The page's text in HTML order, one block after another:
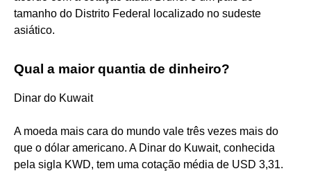
tamanho do Distrito Federal localizado no sudeste
asiático.
Qual a maior quantia de dinheiro?
Dinar do Kuwait
A moeda mais cara do mundo vale três vezes mais do
que o dólar americano. A Dinar do Kuwait, conhecida
pela sigla KWD, tem uma cotação média de USD 3,31.